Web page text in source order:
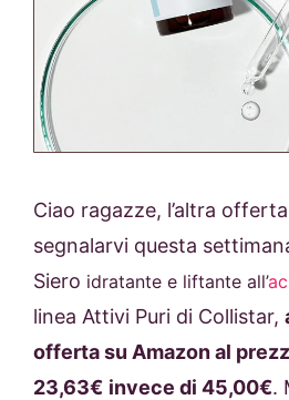
Ciao ragazze, l’altra
segnalarvi questa
Siero idratante e liftante all’
linea Attivi Puri di Collistar,
offerta su Amazon al
23,63€ invece di 45,00€.